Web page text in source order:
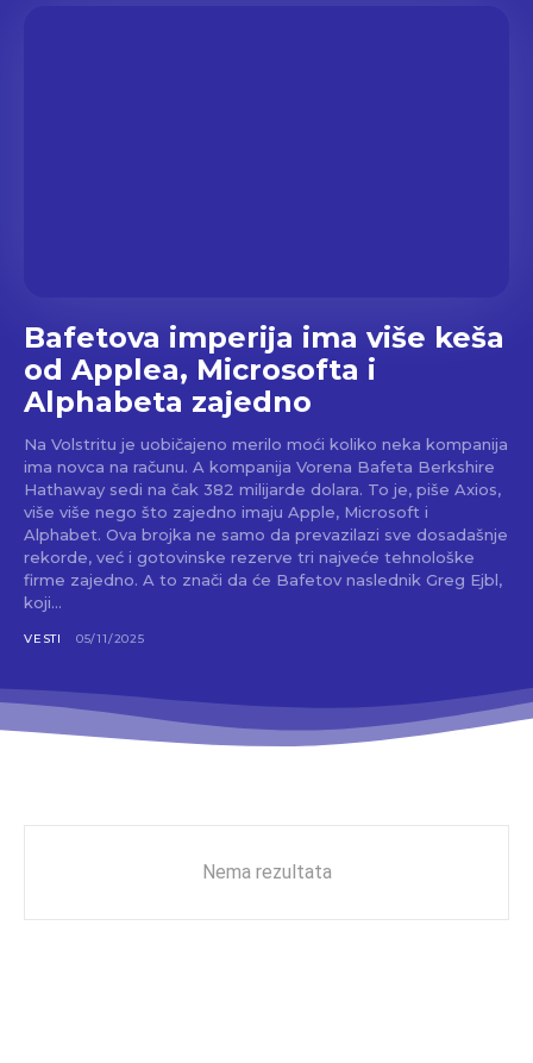
Bafetova imperija ima više keša
od Applea, Microsofta i
Alphabeta zajedno
Na Volstritu je uobičajeno merilo moći koliko neka kompanija
ima novca na računu. A kompanija Vorena Bafeta Berkshire
Hathaway sedi na čak 382 milijarde dolara. To je, piše Axios,
više više nego što zajedno imaju Apple, Microsoft i
Alphabet. Ova brojka ne samo da prevazilazi sve dosadašnje
rekorde, već i gotovinske rezerve tri najveće tehnološke
firme zajedno. A to znači da će Bafetov naslednik Greg Ejbl,
koji...
VESTI 05/11/2025
Nema rezultata